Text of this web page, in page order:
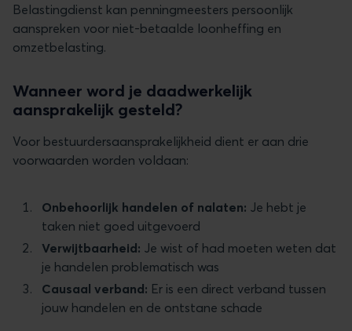
Belastingdienst kan penningmeesters persoonlijk
aanspreken voor niet-betaalde loonheffing en
omzetbelasting.
Wanneer word je daadwerkelijk
aansprakelijk gesteld?
Voor bestuurdersaansprakelijkheid dient er aan drie
voorwaarden worden voldaan:
Onbehoorlijk handelen of nalaten: Je hebt je
taken niet goed uitgevoerd
Verwijtbaarheid: Je wist of had moeten weten dat
je handelen problematisch was
Causaal verband: Er is een direct verband tussen
jouw handelen en de ontstane schade